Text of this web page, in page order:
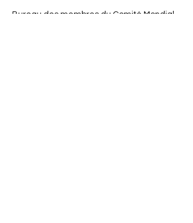
Bureau des membres du Comité Mondial